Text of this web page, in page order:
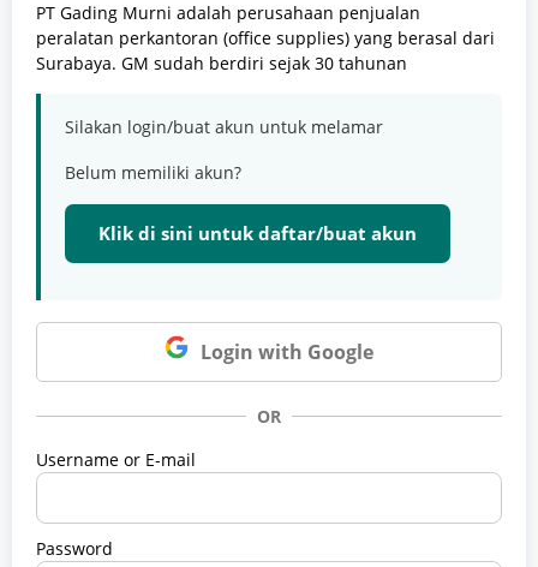
PT Gading Murni adalah perusahaan penjualan
peralatan perkantoran (office supplies) yang berasal dari
Surabaya. GM sudah berdiri sejak 30 tahunan
Silakan login/buat akun untuk melamar
Belum memiliki akun?
Klik di sini untuk daftar/buat akun
Login with Google
OR
Username or E-mail
Password